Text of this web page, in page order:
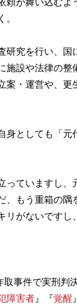
が舞い込むよ
研究を行い、国
施設や法律の整
案・運営や、更
としても「元
っていますし、
、もう重箱の隅
がないですし
取事件で実刑判
障害者』『覚醒 』